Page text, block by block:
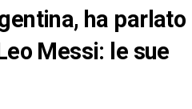
ha parlato
Messi: le sue